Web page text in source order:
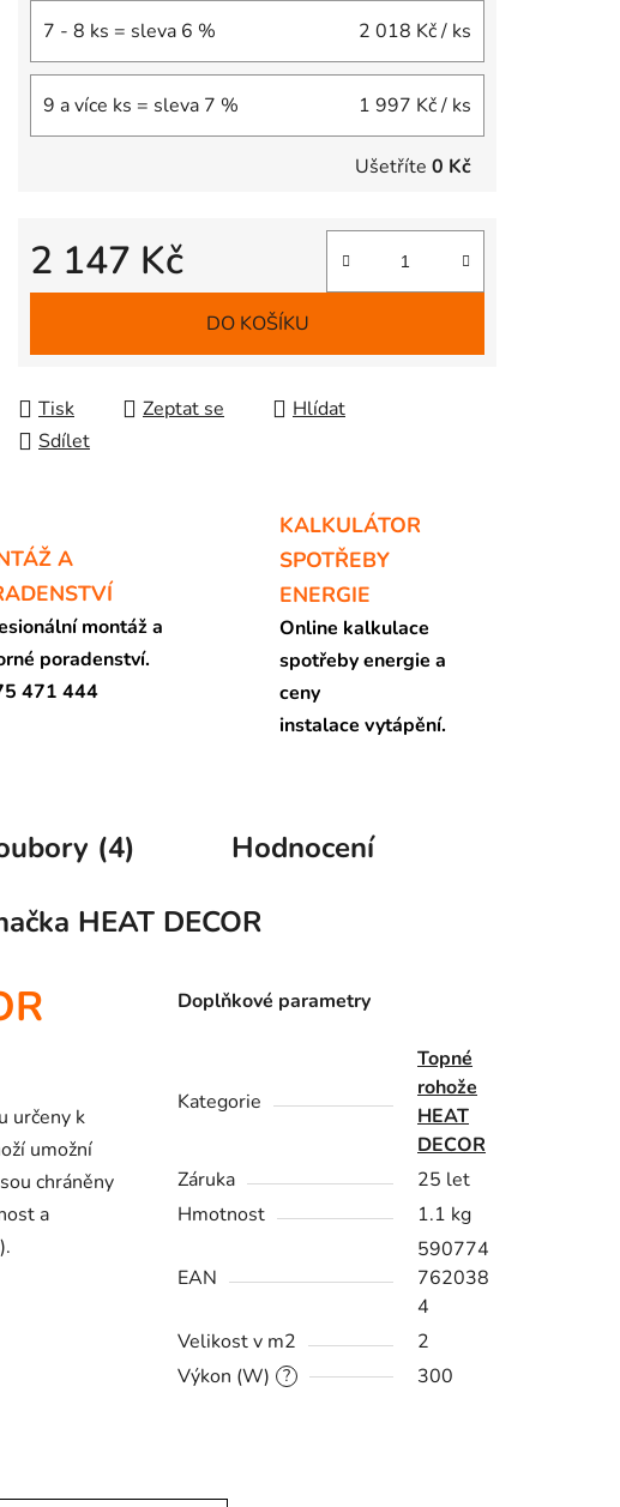
7 - 8 ks = sleva 6 % 2 018 Kč/ ks
9 a více ks = sleva 7 % 1 997 Kč/ ks
Ušetříte 0 Kč
2 147 Kč
Měrná cena:
DO KOŠÍKU
Tisk Zeptat se
Hlídat
Sdílet
A
montáž a
poradenství.
471 444
KALKULÁTOR
SPOTŘEBY
ENERGIE
Online kalkulace
spotřeby energie a
ceny
instalace vytápění.
(4)
Hodnocení
HEAT DECOR
určeny k
umožní
chráněny
a
Doplňkové parametry
Kategorie
Topné
rohože
HEAT
DECOR
Záruka
25 let
Hmotnost
1.1 kg
EAN
590774
762038
4
Velikost v m2
2
?
Výkon (W) 300